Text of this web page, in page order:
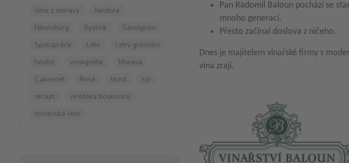
Víno z moravy
Jandora
Nikolsburg
Ryzlink
Sauvignon
Spolupráce
Léto
Letní grilování
hovězí
vinaigrette
Morava
Cabernet
Rosé toast
sýr
recept
vinotéka boskovice
moravské víno
Pan Radomil Baloun pochází se
mnoho generací.
Přesto začínal doslova z ničeho.
Dnes je majitelem vinařské firmy s
vína zrají.